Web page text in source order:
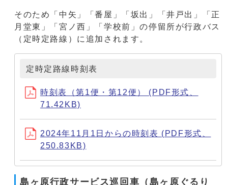
そのため「中矢」「番屋」「坂出」「井戸出」「正
月堂東」「宮ノ西」「学校前」の停留所が行政バス
（定時定路線）に追加されます。
定時定路線時刻表
時刻表（第1便・第12便） (PDF形式、
71.42KB)
2024年11月1日からの時刻表 (PDF形式、
250.83KB)
島ヶ原行政サービス巡回車（島ヶ原ぐるり